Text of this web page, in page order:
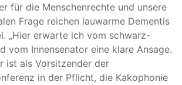
für die Menschenrechte und unsere
Frage reichen lauwarme Dementis
„Hier erwarte ich vom schwarz-
vom Innensenator eine klare Ansage.
ist als Vorsitzender der
in der Pflicht, die Kakophonie